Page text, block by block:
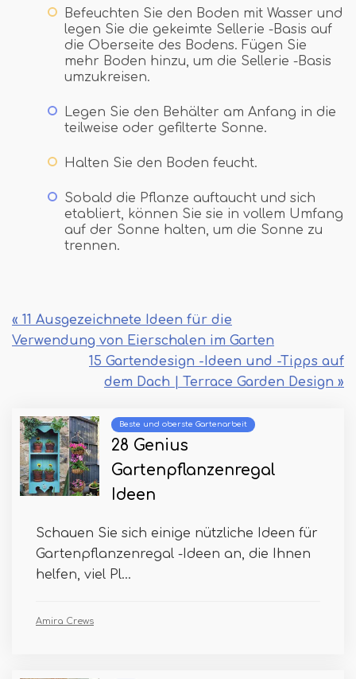
Befeuchten Sie den Boden mit Wasser und
legen Sie die gekeimte Sellerie -Basis auf
die Oberseite des Bodens. Fügen Sie
mehr Boden hinzu, um die Sellerie -Basis
umzukreisen.
Legen Sie den Behälter am Anfang in die
teilweise oder gefilterte Sonne.
Halten Sie den Boden feucht.
Sobald die Pflanze auftaucht und sich
etabliert, können Sie sie in vollem Umfang
auf der Sonne halten, um die Sonne zu
trennen.
« 11 Ausgezeichnete Ideen für die
Verwendung von Eierschalen im Garten
15 Gartendesign -Ideen und -Tipps auf
dem Dach | Terrace Garden Design »
Beste und oberste Gartenarbeit
28 Genius
Gartenpflanzenregal
Ideen
Schauen Sie sich einige nützliche Ideen für
Gartenpflanzenregal -Ideen an, die Ihnen
helfen, viel Pl...
Amira Crews